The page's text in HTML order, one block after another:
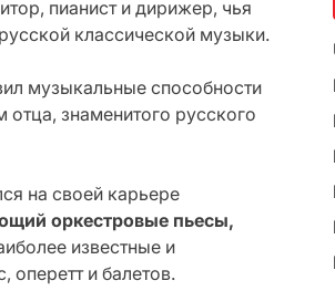
пианист и дирижер, чья
классической музыки.
музыкальные способности
знаменитого русского
на своей карьере
оркестровые пьесы,
известные и
оперетт и балетов.